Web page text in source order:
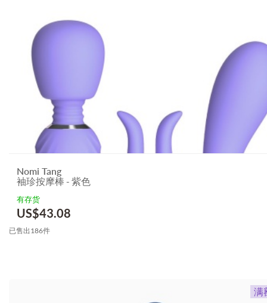
Nomi Tang
袖珍按摩棒 - 紫色
有存货
US$43.08
已售出186件